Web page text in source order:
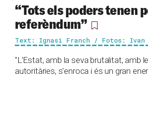
“Tots els poders tenen
referèndum”
Text: Ignasi Franch / Fotos: Ivan
"L'Estat, amb la seva brutalitat, amb
autoritàries, s'enroca i és un gran